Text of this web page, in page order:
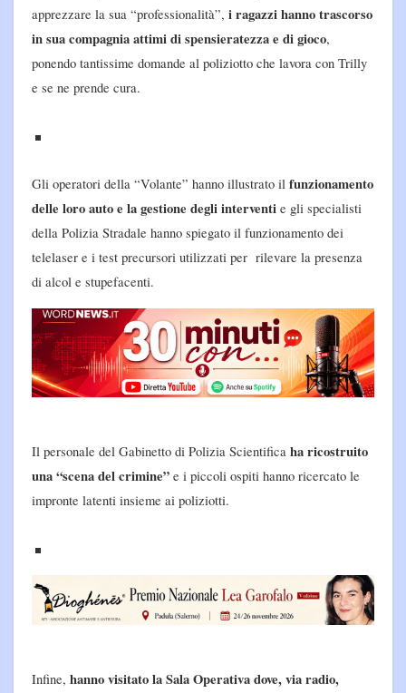
apprezzare la sua “professionalità”, i ragazzi hanno trascorso
in sua compagnia attimi di spensieratezza e di gioco,
ponendo tantissime domande al poliziotto che lavora con Trilly
e se ne prende cura.
Gli operatori della “Volante” hanno illustrato il funzionamento
delle loro auto e la gestione degli interventi e gli specialisti
della Polizia Stradale hanno spiegato il funzionamento dei
telelaser e i test precursori utilizzati per rilevare la presenza
di alcol e stupefacenti.
Il personale del Gabinetto di Polizia Scientifica ha ricostruito
una “scena del crimine” e i piccoli ospiti hanno ricercato le
impronte latenti insieme ai poliziotti.
Infine, hanno visitato la Sala Operativa dove, via radio,